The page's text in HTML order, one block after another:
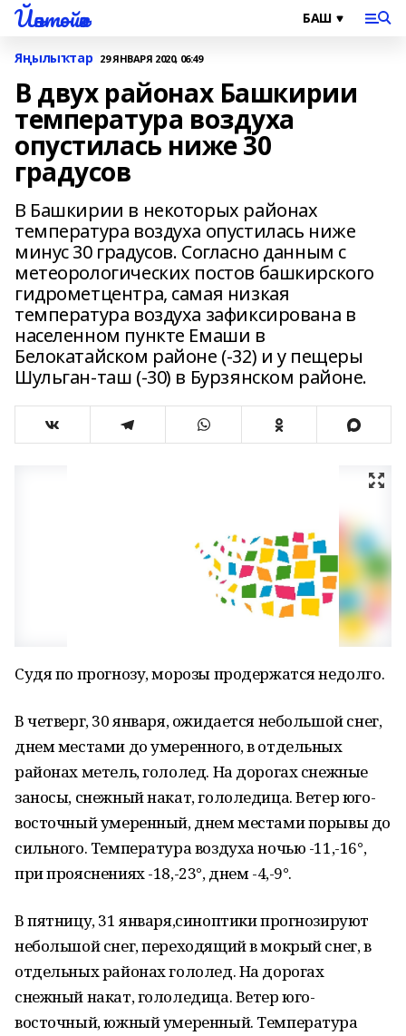
Йәнтөйәк
Яңылыҡтар 29 ЯНВАРЯ 2020, 06:49
В двух районах Башкирии
температура воздуха
опустилась ниже 30
градусов
В Башкирии в некоторых районах
температура воздуха опустилась ниже
минус 30 градусов. Согласно данным с
метеорологических постов башкирского
гидрометцентра, самая низкая
температура воздуха зафиксирована в
населенном пункте Емаши в
Белокатайском районе (-32) и у пещеры
Шульган-таш (-30) в Бурзянском районе.
Судя по прогнозу, морозы продержатся недолго.
В четверг, 30 января, ожидается небольшой снег,
днем местами до умеренного, в отдельных
районах метель, гололед. На дорогах снежные
заносы, снежный накат, гололедица. Ветер юго-
восточный умеренный, днем местами порывы до
сильного. Температура воздуха ночью -11,-16°,
при прояснениях -18,-23°, днем -4,-9°.
В пятницу, 31 января,синоптики прогнозируют
небольшой снег, переходящий в мокрый снег, в
отдельных районах гололед. На дорогах
снежный накат, гололедица. Ветер юго-
восточный, южный умеренный. Температура